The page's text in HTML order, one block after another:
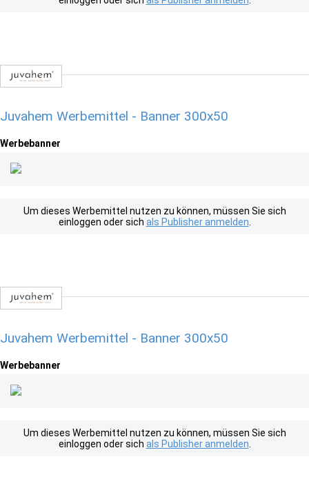
Juvahem Werbemittel - Banner 300x50
Werbebanner
Um dieses Werbemittel nutzen zu können, müssen Sie sich
einloggen oder sich als Publisher anmelden
Juvahem Werbemittel - Banner 300x50
Werbebanner
Um dieses Werbemittel nutzen zu können, müssen Sie sich
einloggen oder sich als Publisher anmelden